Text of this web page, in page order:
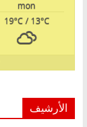
mon
19°C/ 13°C
الأرشيف